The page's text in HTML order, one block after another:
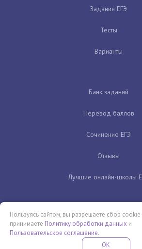
Задания ЕГЭ
Тесты
Варианты
Банк заданий
Перевод баллов
Сочинение ЕГЭ
Отзывы
Лучшие онлайн-школы
Бесплатная летняя школа
Пользуясь сайтом, вы разрешаете сбор
принимаете Политику обработки данных и
Пользовательское соглашение.
OK